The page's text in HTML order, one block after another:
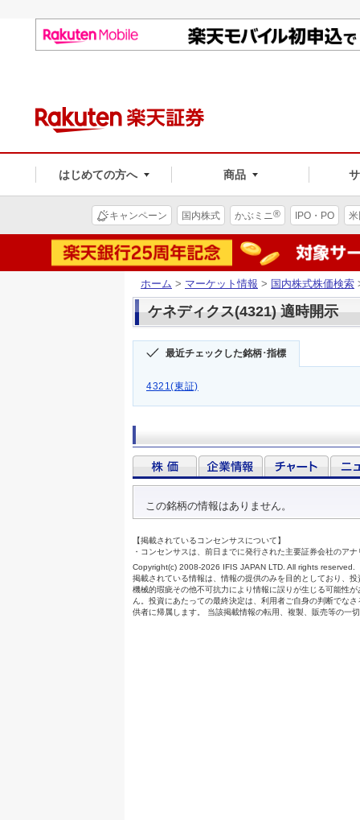
はじめての方へ 商品
キャンペーン 国内株式 かぶミニ® IPO・PO
ホーム > マーケット情報 > 国内株式株価検索
ケネディクス(4321) 適時開示
最近チェックした銘柄･指標
4321(東証)